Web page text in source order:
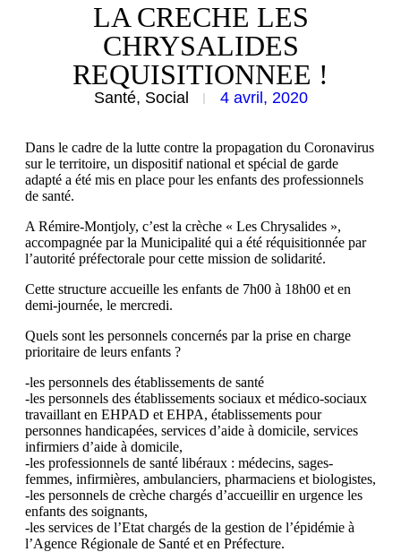
LA CRECHE LES
CHRYSALIDES
REQUISITIONNEE !
Santé, Social 4 avril, 2020
Dans le cadre de la lutte contre la propagation du Coronavirus
sur le territoire, un dispositif national et spécial de garde
adapté a été mis en place pour les enfants des professionnels
de santé.
A Rémire-Montjoly, c’est la crèche « Les Chrysalides »,
accompagnée par la Municipalité qui a été réquisitionnée par
l’autorité préfectorale pour cette mission de solidarité.
Cette structure accueille les enfants de 7h00 à 18h00 et en
demi-journée, le mercredi.
Quels sont les personnels concernés par la prise en charge
prioritaire de leurs enfants ?
-les personnels des établissements de santé
-les personnels des établissements sociaux et médico-sociaux
travaillant en EHPAD et EHPA, établissements pour
personnes handicapées, services d’aide à domicile, services
infirmiers d’aide à domicile,
-les professionnels de santé libéraux : médecins, sages-
femmes, infirmières, ambulanciers, pharmaciens et biologistes,
-les personnels de crèche chargés d’accueillir en urgence les
enfants des soignants,
-les services de l’Etat chargés de la gestion de l’épidémie à
l’Agence Régionale de Santé et en Préfecture.